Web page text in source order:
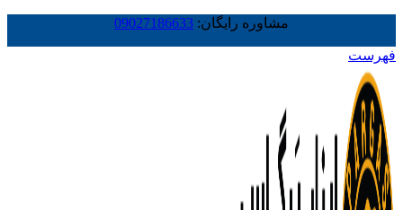
مشاوره رایگان: 09027186633
فهرست